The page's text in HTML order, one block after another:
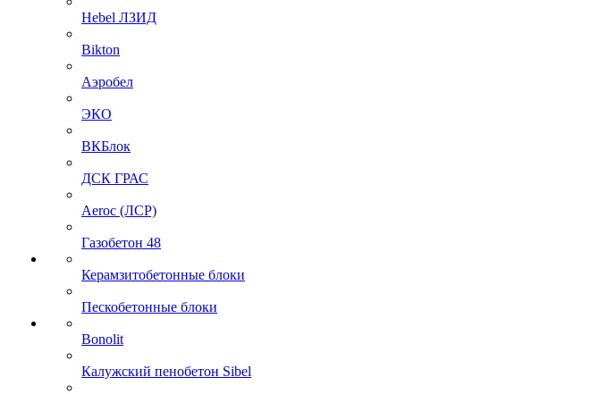
Hebel ЛЗИД
Bikton
Аэробел
ЭКО
ВКБлок
ДСК ГРАС
Aeroc (ЛСР)
Газобетон 48
Керамзитобетонные блоки
Пескобетонные блоки
Bonolit
Калужский пенобетон Sibel